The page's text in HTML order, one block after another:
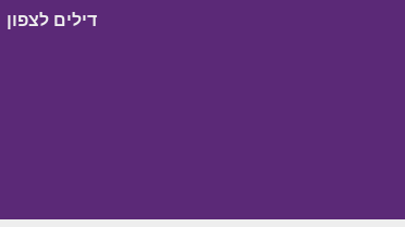
דילים לצפון